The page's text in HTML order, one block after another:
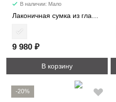
В наличии: Мало
9 980 ₽
В корзину
-20%